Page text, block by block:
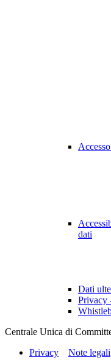
dati
Dati
Privacy
Centrale Unica di
Privacy
Note legali